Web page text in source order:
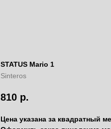
STATUS Mario 1
Sinteros
810 р.
Цена указана за квадратный